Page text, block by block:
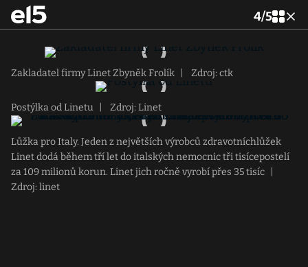
4/5
Zakladatel firmy Linet Zbyněk Frolík Zdroj: ctk
Postýlka od Linetu Zdroj: Linet
Lůžka pro Italy. Jeden z největších výrobců zdravotníchlůžek
Linet dodá během tří let do italských nemocnic tři tisícepostelí
za 109 milionů korun. Linet jich ročně vyrobí přes 35 tisíc
Zdroj: linet